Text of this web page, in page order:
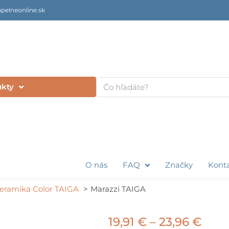
Vyhľadať
O nás FAQ Značky
Color TAIGA Marazzi TAIGA
19,91 € – 23,96 €Price